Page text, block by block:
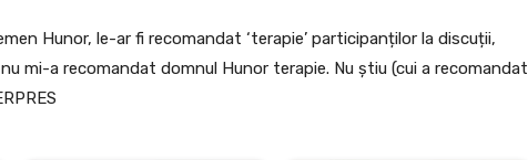
Hunor, le-ar fi recomandat ‘terapie’ participanților la discuții,
nu mi-a recomandat domnul Hunor terapie. Nu știu (cui a recomandat